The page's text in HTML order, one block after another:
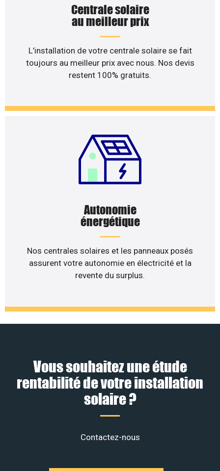
Centrale solaire
au meilleur prix
L’installation de votre centrale solaire se fait
toujours au meilleur prix avec nous. Nos devis
restent 100% gratuits.
Autonomie
énergétique
Nos centrales solaires et les panneaux posés
assurent votre autonomie en électricité et la
revente du surplus.
Vous souhaitez une étude
rentabilité de votre installation
solaire ?
Contactez-nous